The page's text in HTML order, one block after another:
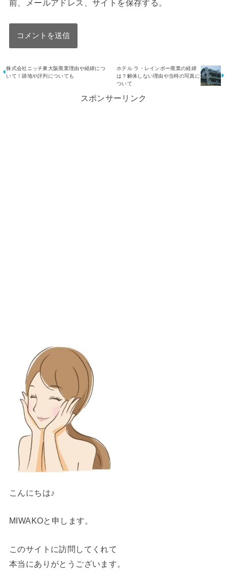
前、メールアドレス、サイトを保存する。
株式会社ニッチ東大阪廃業理由や経緯につ
いて！跡地や評判についても
ホテル ラ・レインボー廃業の経緯
は？解体しない理由や当時の写真に
ついて
スポンサーリンク
こんにちは♪
MIWAKOと申します。
このサイトに訪問してくれて
本当にありがとうございます。